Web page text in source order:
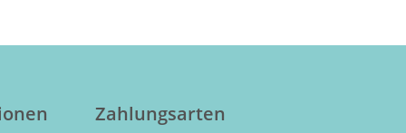
Zahlungsarten